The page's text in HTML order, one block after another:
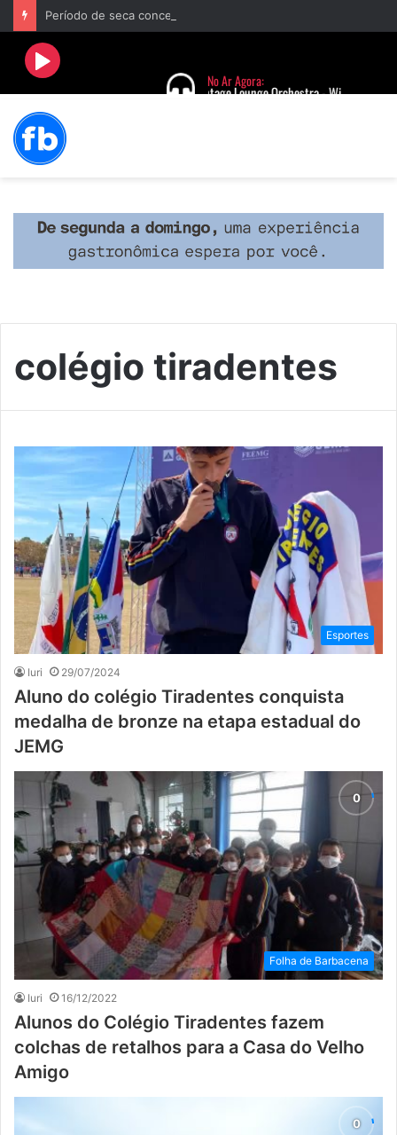
colégio tiradentes
Esportes
Iuri 29/07/2024
Aluno do colégio Tiradentes conquista
medalha de bronze na etapa estadual do
JEMG
Folha de Barbacena
Iuri 16/12/2022
Alunos do Colégio Tiradentes fazem
colchas de retalhos para a Casa do Velho
Amigo